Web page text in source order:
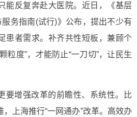
能反复奔赴大医院。近日，《基层
务指南(试行)》公布，提出不少有
患者需求。补齐共性短板，兼顾个
粒度”，才能防止“一刀切”，让民生
要增强改革的前瞻性、系统性。比
上海推行“一网通办”改革。高效办